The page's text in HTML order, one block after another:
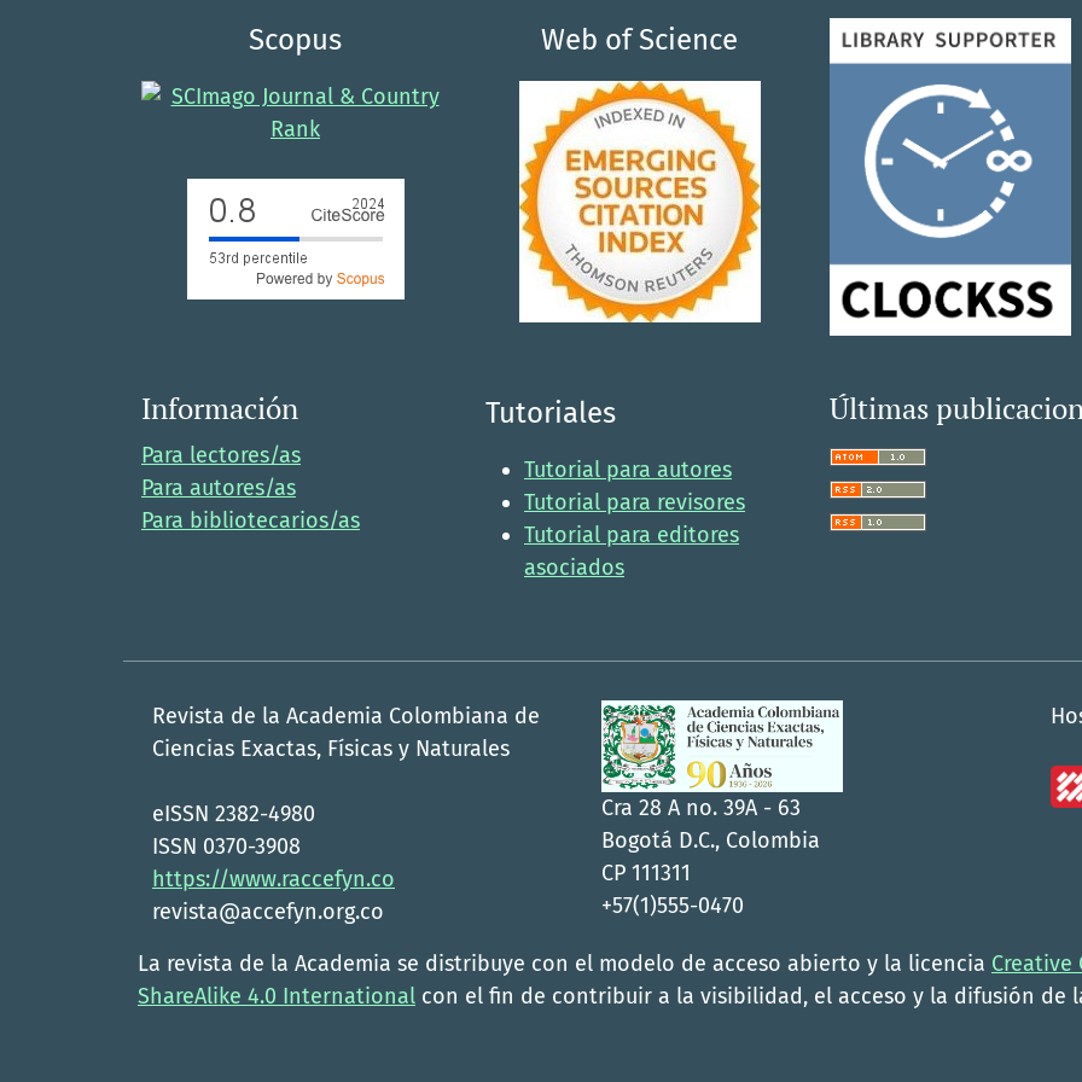
Scopus Web of Science
Información
Para lectores/as
Para autores/as
Para bibliotecarios/as
Tutoriales
Tutorial para autores
Tutorial para revisores
Tutorial para editores
asociados
Últimas
Revista de la Academia Colombiana de
Ciencias Exactas, Físicas y Naturales
eISSN 2382-4980
ISSN 0370-3908
https://www.raccefyn.co
revista@accefyn.org.co
Cra 28 A no. 39A - 63
Bogotá D.C., Colombia
CP 111311
+57(1)555-0470
La revista de la Academia se distribuye con el modelo de acceso abierto y la licencia
ShareAlike 4.0 International con el fin de contribuir a la visibilidad, el acceso y la difusión de